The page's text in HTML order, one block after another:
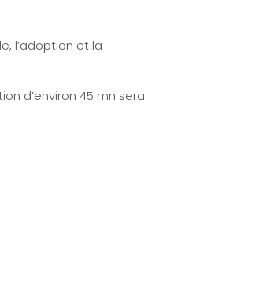
l’adoption et la
d’environ 45 mn sera